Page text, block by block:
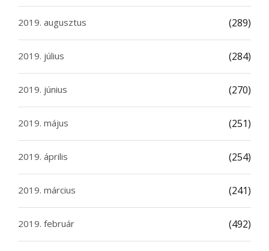
2019. augusztus (289)
2019. július (284)
2019. június (270)
2019. május (251)
2019. április (254)
2019. március (241)
2019. február (492)